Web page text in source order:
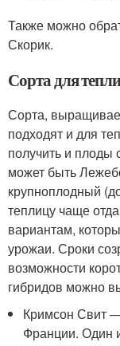
Также можно
Скорик.
Сорта для
Сорта,
подходят и для
получить и плоды
может быть
крупноплодный
теплицу чаще
вариантам,
урожаи. Сроки
возможности
гибридов можно
Кримсон Свит
Франции. Один